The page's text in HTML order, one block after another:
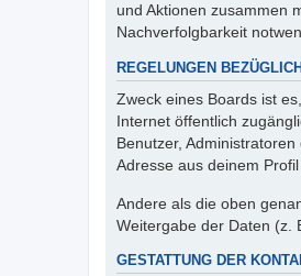
und Aktionen zusammen
Nachverfolgbarkeit
REGELUNGEN
Zweck eines Boards ist
Internet öffentlich
Benutzer,
Adresse aus deinem
Andere als die oben
Weitergabe der Daten (z.
GESTATTUNG DER